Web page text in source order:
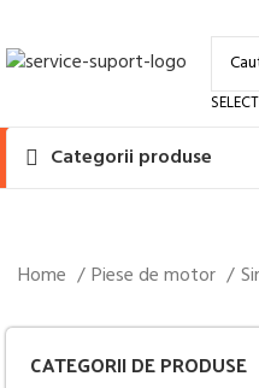
Categorii produse
Home Piese de motor
CATEGORII DE PRODUSE